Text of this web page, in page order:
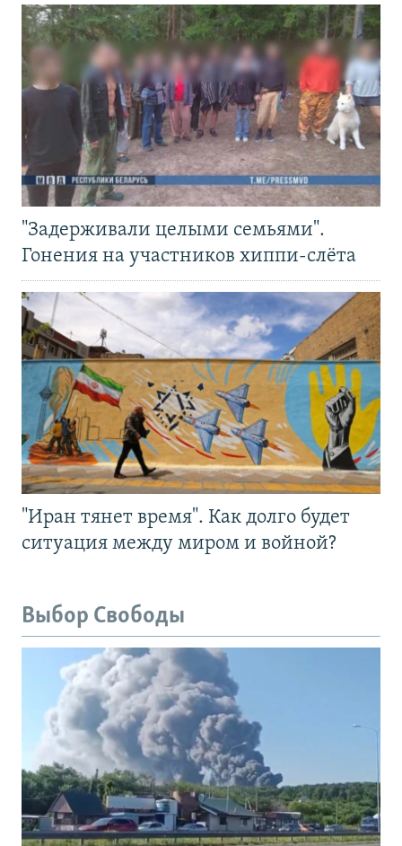
"Задерживали целыми семьями".
Гонения на участников хиппи-слёта
"Иран тянет время". Как долго будет
ситуация между миром и войной?
Выбор Свободы